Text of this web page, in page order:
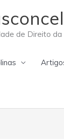
de Direito da